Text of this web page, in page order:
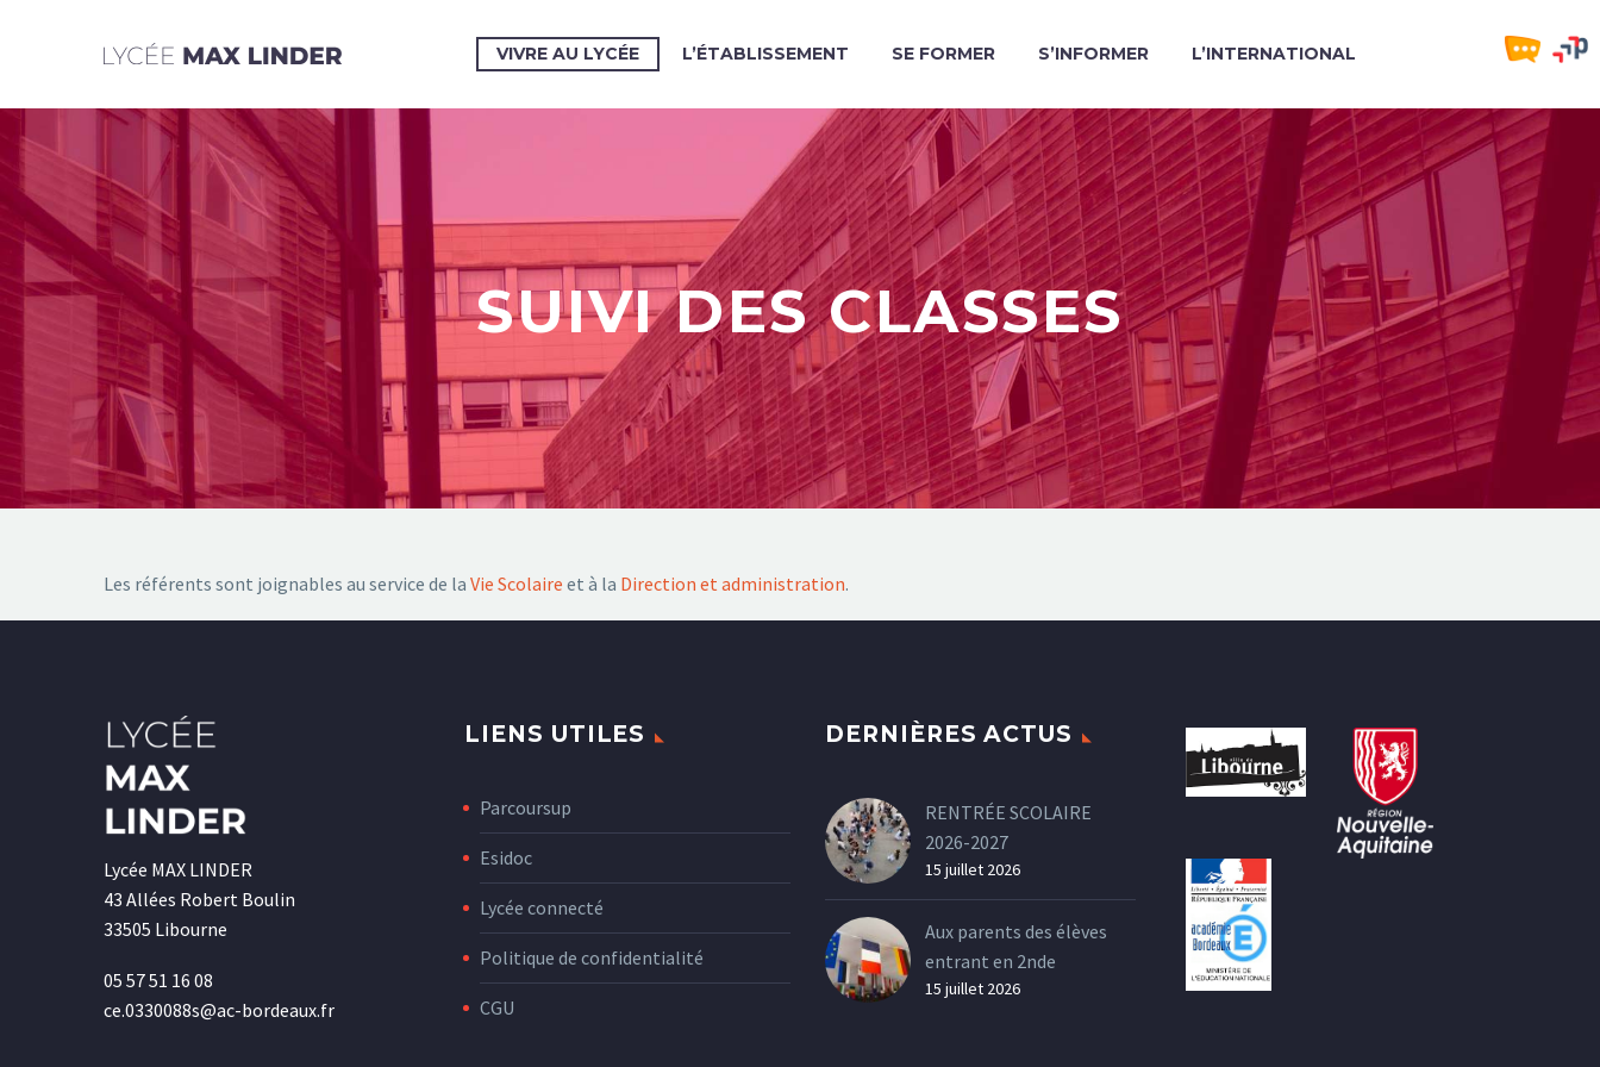
VIVRE AU LYCÉE L’ÉTABLISSEMENT SE FORMER S’INFORMER L’INTERNATIONAL
SUIVI DES CLASSES
Les référents sont joignables au service de la Vie Scolaire et à la Direction et administration.
Lycée MAX LINDER
43 Allées Robert Boulin
33505 Libourne
05 57 51 16 08
ce.0330088s@ac-bordeaux.fr
LIENS UTILES
Parcoursup
Esidoc
Lycée connecté
Politique de confidentialité
CGU
DERNIÈRES ACTUS
RENTRÉE SCOLAIRE
2026-2027
15 juillet 2026
Aux parents des élèves
entrant en 2nde
15 juillet 2026